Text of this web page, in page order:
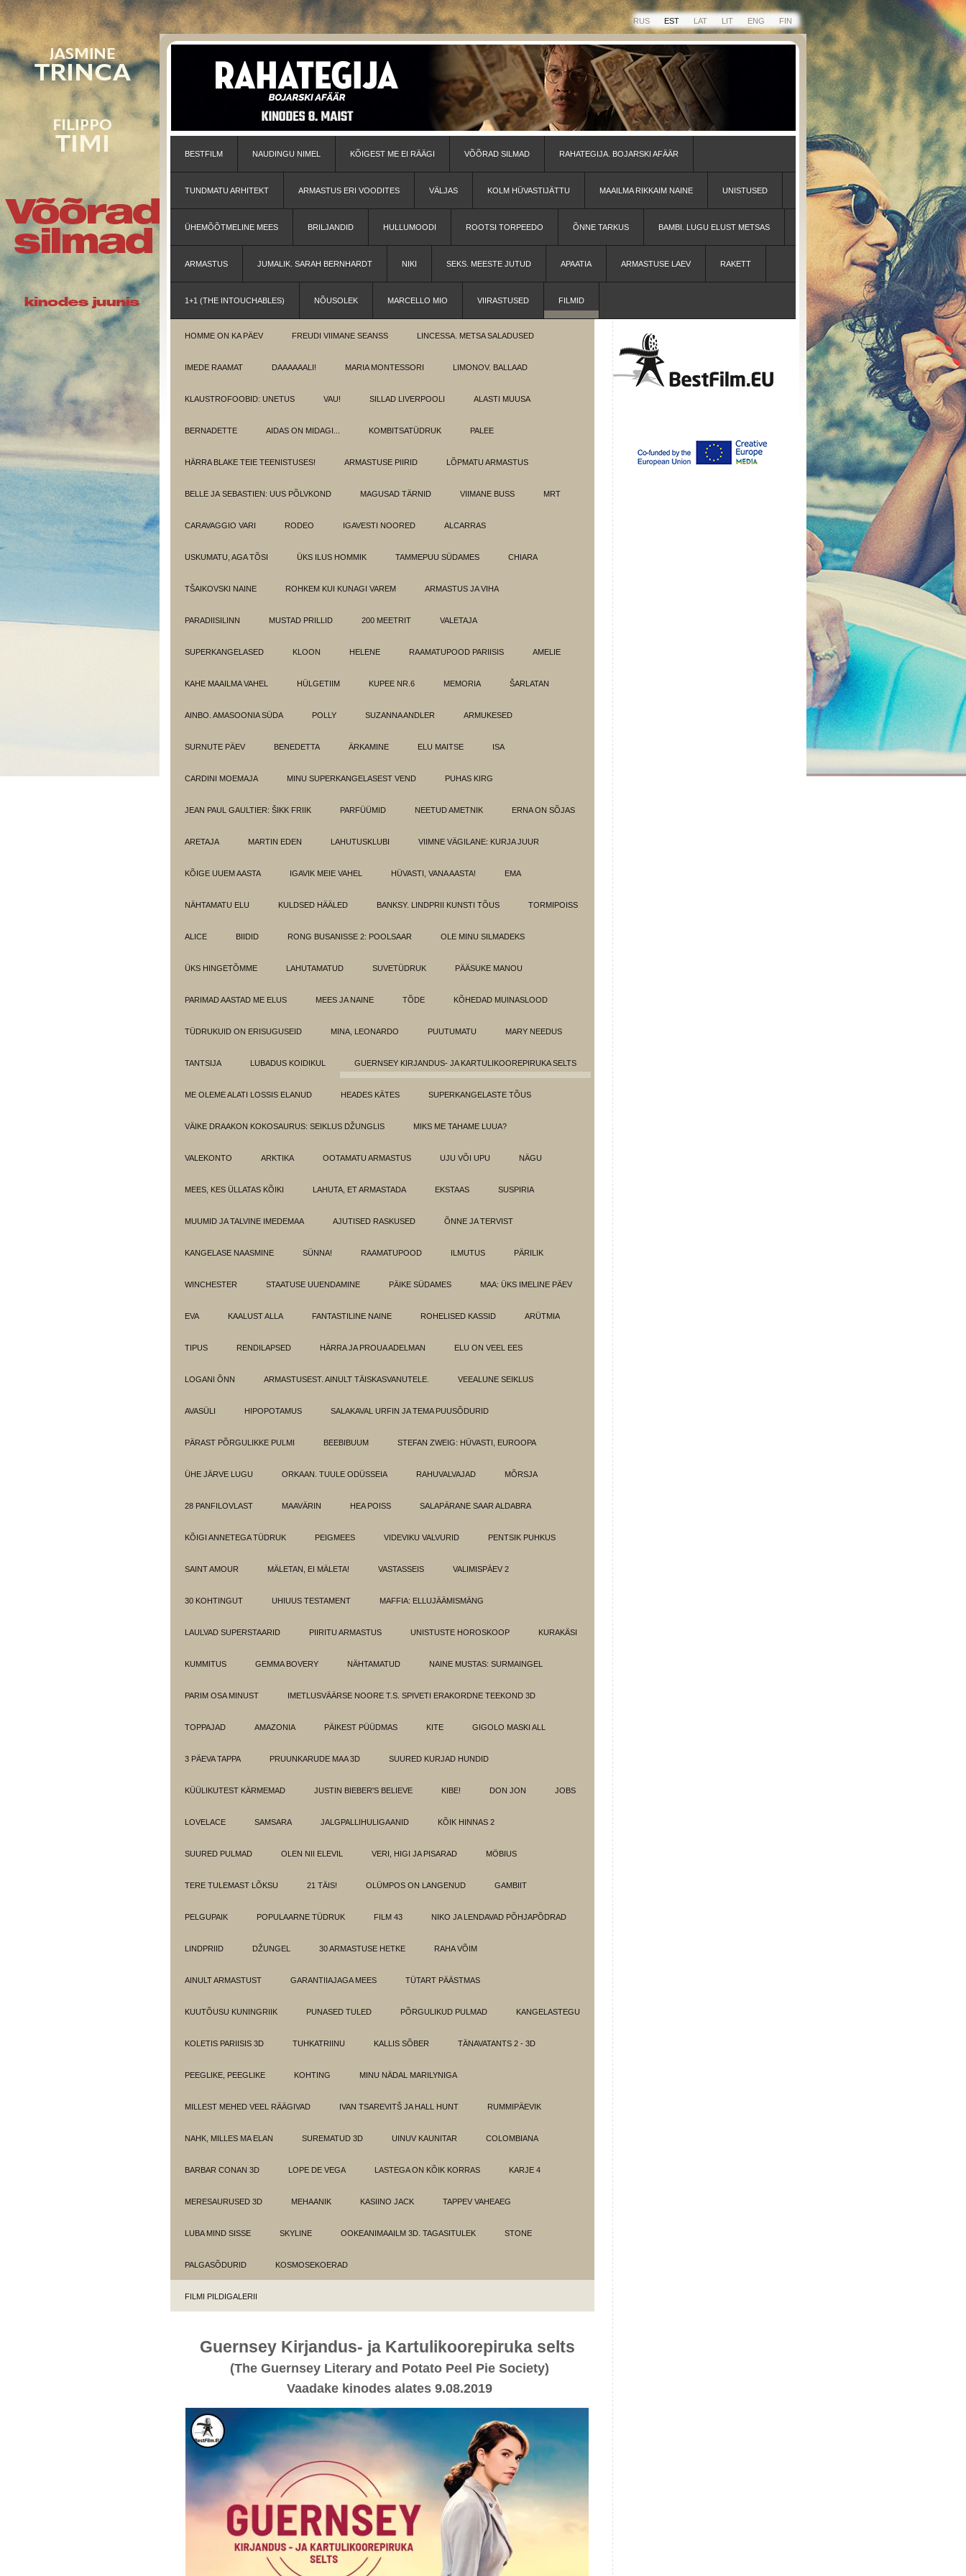
RUS EST LAT LIT ENG FIN
BESTFILM NAUDINGU NIMEL KÕIGEST ME EI RÄÄGI VÕÕRAD SILMAD RAHATEGIJA. BOJARSKI AFÄÄR
TUNDMATU ARHITEKT ARMASTUS ERI VOODITES VÄLJAS KOLM HÜVASTIJÄTTU MAAILMA RIKKAIM NAINE UNISTUSED
ÜHEMÕÕTMELINE MEES BRILJANDID HULLUMOODI ROOTSI TORPEEDO ÕNNE TARKUS BAMBI. LUGU ELUST METSAS
ARMASTUS JUMALIK. SARAH BERNHARDT NIKI SEKS. MEESTE JUTUD APAATIA ARMASTUSE LAEV RAKETT
1+1 (THE INTOUCHABLES) NÕUSOLEK MARCELLO MIO VIIRASTUSED FILMID
HOMME ON KA PÄEV FREUDI VIIMANE SEANSS LINCESSA. METSA SALADUSED
IMEDE RAAMAT DAAAAAALI! MARIA MONTESSORI LIMONOV. BALLAAD
KLAUSTROFOOBID: UNETUS VAU! SILLAD LIVERPOOLI ALASTI MUUSA
BERNADETTE AIDAS ON MIDAGI... KOMBITSATÜDRUK PALEE
HÄRRA BLAKE TEIE TEENISTUSES! ARMASTUSE PIIRID LÕPMATU ARMASTUS
BELLE JA SEBASTIEN: UUS PÕLVKOND MAGUSAD TÄRNID VIIMANE BUSS MRT
CARAVAGGIO VARI RODEO IGAVESTI NOORED ALCARRAS
USKUMATU, AGA TÕSI ÜKS ILUS HOMMIK TAMMEPUU SÜDAMES CHIARA
TŠAIKOVSKI NAINE ROHKEM KUI KUNAGI VAREM ARMASTUS JA VIHA
PARADIISILINN MUSTAD PRILLID 200 MEETRIT VALETAJA
SUPERKANGELASED KLOON HELENE RAAMATUPOOD PARIISIS AMELIE
KAHE MAAILMA VAHEL HÜLGETIIM KUPEE NR.6 MEMORIA ŠARLATAN
AINBO. AMASOONIA SÜDA POLLY SUZANNA ANDLER ARMUKESED
SURNUTE PÄEV BENEDETTA ÄRKAMINE ELU MAITSE ISA
CARDINI MOEMAJA MINU SUPERKANGELASEST VEND PUHAS KIRG
JEAN PAUL GAULTIER: ŠIKK FRIIK PARFÜÜMID NEETUD AMETNIK ERNA ON SÕJAS
ARETAJA MARTIN EDEN LAHUTUSKLUBI VIIMNE VÄGILANE: KURJA JUUR
KÕIGE UUEM AASTA IGAVIK MEIE VAHEL HÜVASTI, VANA AASTA! EMA
NÄHTAMATU ELU KULDSED HÄÄLED BANKSY. LINDPRII KUNSTI TÕUS TORMIPOISS
ALICE BIIDID RONG BUSANISSE 2: POOLSAAR OLE MINU SILMADEKS
ÜKS HINGETÕMME LAHUTAMATUD SUVETÜDRUK PÄÄSUKE MANOU
PARIMAD AASTAD ME ELUS MEES JA NAINE TÕDE KÕHEDAD MUINASLOOD
TÜDRUKUID ON ERISUGUSEID MINA, LEONARDO PUUTUMATU MARY NEEDUS
TANTSIJA LUBADUS KOIDIKUL GUERNSEY KIRJANDUS- JA KARTULIKOOREPIRUKA SELTS
ME OLEME ALATI LOSSIS ELANUD HEADES KÄTES SUPERKANGELASTE TÕUS
VÄIKE DRAAKON KOKOSAURUS: SEIKLUS DŽUNGLIS MIKS ME TAHAME LUUA?
VALEKONTO ARKTIKA OOTAMATU ARMASTUS UJU VÕI UPU NÄGU
MEES, KES ÜLLATAS KÕIKI LAHUTA, ET ARMASTADA EKSTAAS SUSPIRIA
MUUMID JA TALVINE IMEDEMAA AJUTISED RASKUSED ÕNNE JA TERVIST
KANGELASE NAASMINE SÜNNA! RAAMATUPOOD ILMUTUS PÄRILIK
WINCHESTER STAATUSE UUENDAMINE PÄIKE SÜDAMES MAA: ÜKS IMELINE PÄEV
EVA KAALUST ALLA FANTASTILINE NAINE ROHELISED KASSID ARÜTMIA
TIPUS RENDILAPSED HÄRRA JA PROUA ADELMAN ELU ON VEEL EES
LOGANI ÕNN ARMASTUSEST. AINULT TÄISKASVANUTELE. VEEALUNE SEIKLUS
AVASÜLI HIPOPOTAMUS SALAKAVAL URFIN JA TEMA PUUSÕDURID
PÄRAST PÕRGULIKKE PULMI BEEBIBUUM STEFAN ZWEIG: HÜVASTI, EUROOPA
ÜHE JÄRVE LUGU ORKAAN. TUULE ODÜSSEIA RAHUVALVAJAD MÕRSJA
28 PANFILOVLAST MAAVÄRIN HEA POISS SALAPÄRANE SAAR ALDABRA
KÕIGI ANNETEGA TÜDRUK PEIGMEES VIDEVIKU VALVURID PENTSIK PUHKUS
SAINT AMOUR MÄLETAN, EI MÄLETA! VASTASSEIS VALIMISPÄEV 2
30 KOHTINGUT UHIUUS TESTAMENT MAFFIA: ELLUJÄÄMISMÄNG
LAULVAD SUPERSTAARID PIIRITU ARMASTUS UNISTUSTE HOROSKOOP KURAKÄSI
KUMMITUS GEMMA BOVERY NÄHTAMATUD NAINE MUSTAS: SURMAINGEL
PARIM OSA MINUST IMETLUSVÄÄRSE NOORE T.S. SPIVETI ERAKORDNE TEEKOND 3D
TOPPAJAD AMAZONIA PÄIKEST PÜÜDMAS KITE GIGOLO MASKI ALL
3 PÄEVA TAPPA PRUUNKARUDE MAA 3D SUURED KURJAD HUNDID
KÜÜLIKUTEST KÄRMEMAD JUSTIN BIEBER'S BELIEVE KIBE! DON JON JOBS
LOVELACE SAMSARA JALGPALLIHULIGAANID KÕIK HINNAS 2
SUURED PULMAD OLEN NII ELEVIL VERI, HIGI JA PISARAD MÖBIUS
TERE TULEMAST LÕKSU 21 TÄIS! OLÜMPOS ON LANGENUD GAMBIIT
PELGUPAIK POPULAARNE TÜDRUK FILM 43 NIKO JA LENDAVAD PÕHJAPÕDRAD
LINDPRIID DŽUNGEL 30 ARMASTUSE HETKE RAHA VÕIM
AINULT ARMASTUST GARANTIIAJAGA MEES TÜTART PÄÄSTMAS
KUUTÕUSU KUNINGRIIK PUNASED TULED PÕRGULIKUD PULMAD KANGELASTEGU
KOLETIS PARIISIS 3D TUHKATRIINU KALLIS SÕBER TÄNAVATANTS 2 - 3D
PEEGLIKE, PEEGLIKE KOHTING MINU NÄDAL MARILYNIGA
MILLEST MEHED VEEL RÄÄGIVAD IVAN TSAREVITŠ JA HALL HUNT RUMMIPÄEVIK
NAHK, MILLES MA ELAN SUREMATUD 3D UINUV KAUNITAR COLOMBIANA
BARBAR CONAN 3D LOPE DE VEGA LASTEGA ON KÕIK KORRAS KARJE 4
MERESAURUSED 3D MEHAANIK KASIINO JACK TAPPEV VAHEAEG
LUBA MIND SISSE SKYLINE OOKEANIMAAILM 3D. TAGASITULEK STONE
PALGASÕDURID KOSMOSEKOERAD
FILMI PILDIGALERII
Guernsey Kirjandus- ja Kartulikoorepiruka selts
(The Guernsey Literary and Potato Peel Pie Society)
Vaadake kinodes alates 9.08.2019